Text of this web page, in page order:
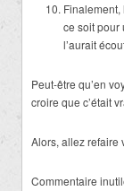
Finalement,
ce soit pour
l’aurait
Peut-être qu’en
croire que c’était
Alors, allez refaire
Commentaire